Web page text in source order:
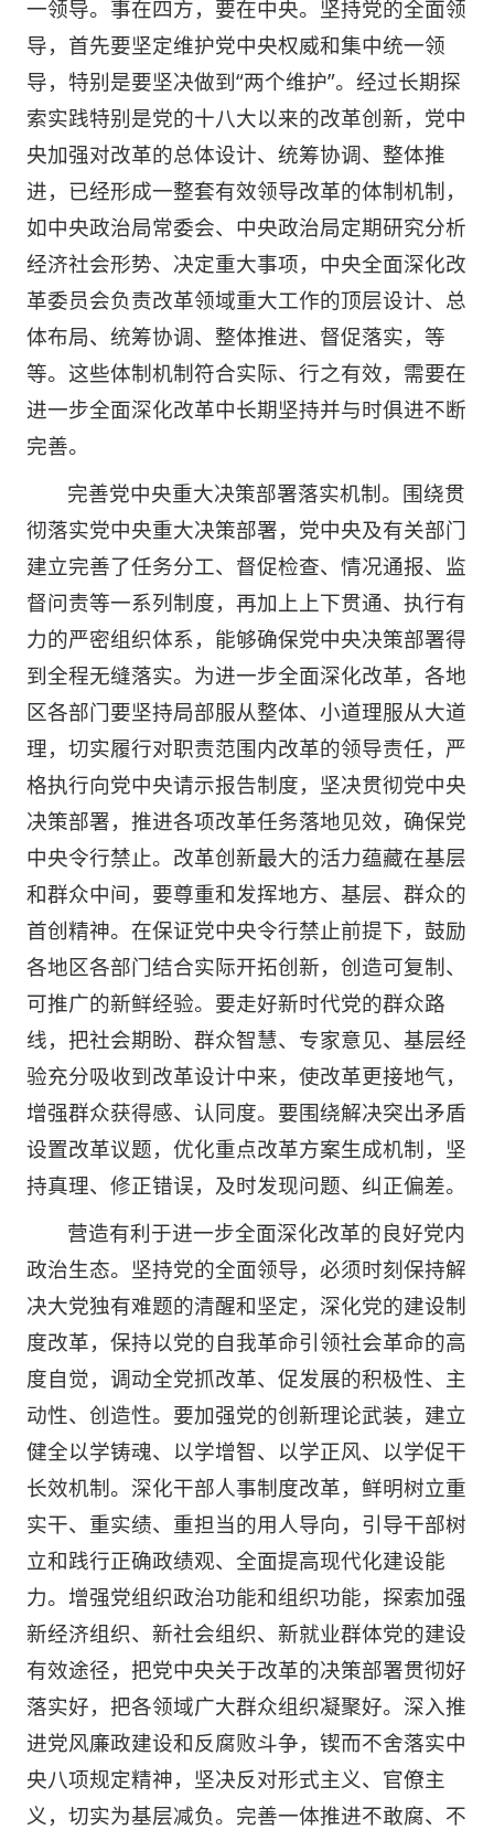
一领导。事在四方，要在中央。坚持党的全面领
导，首先要坚定维护党中央权威和集中统一领
导，特别是要坚决做到“两个维护”。经过长期探
索实践特别是党的十八大以来的改革创新，党中
央加强对改革的总体设计、统筹协调、整体推
进，已经形成一整套有效领导改革的体制机制，
如中央政治局常委会、中央政治局定期研究分析
经济社会形势、决定重大事项，中央全面深化改
革委员会负责改革领域重大工作的顶层设计、总
体布局、统筹协调、整体推进、督促落实，等
等。这些体制机制符合实际、行之有效，需要在
进一步全面深化改革中长期坚持并与时俱进不断
完善。
完善党中央重大决策部署落实机制。围绕贯
彻落实党中央重大决策部署，党中央及有关部门
建立完善了任务分工、督促检查、情况通报、监
督问责等一系列制度，再加上上下贯通、执行有
力的严密组织体系，能够确保党中央决策部署得
到全程无缝落实。为进一步全面深化改革，各地
区各部门要坚持局部服从整体、小道理服从大道
理，切实履行对职责范围内改革的领导责任，严
格执行向党中央请示报告制度，坚决贯彻党中央
决策部署，推进各项改革任务落地见效，确保党
中央令行禁止。改革创新最大的活力蕴藏在基层
和群众中间，要尊重和发挥地方、基层、群众的
首创精神。在保证党中央令行禁止前提下，鼓励
各地区各部门结合实际开拓创新，创造可复制、
可推广的新鲜经验。要走好新时代党的群众路
线，把社会期盼、群众智慧、专家意见、基层经
验充分吸收到改革设计中来，使改革更接地气，
增强群众获得感、认同度。要围绕解决突出矛盾
设置改革议题，优化重点改革方案生成机制，坚
持真理、修正错误，及时发现问题、纠正偏差。
营造有利于进一步全面深化改革的良好党内
政治生态。坚持党的全面领导，必须时刻保持解
决大党独有难题的清醒和坚定，深化党的建设制
度改革，保持以党的自我革命引领社会革命的高
度自觉，调动全党抓改革、促发展的积极性、主
动性、创造性。要加强党的创新理论武装，建立
健全以学铸魂、以学增智、以学正风、以学促干
长效机制。深化干部人事制度改革，鲜明树立重
实干、重实绩、重担当的用人导向，引导干部树
立和践行正确政绩观、全面提高现代化建设能
力。增强党组织政治功能和组织功能，探索加强
新经济组织、新社会组织、新就业群体党的建设
有效途径，把党中央关于改革的决策部署贯彻好
落实好，把各领域广大群众组织凝聚好。深入推
进党风廉政建设和反腐败斗争，锲而不舍落实中
央八项规定精神，坚决反对形式主义、官僚主
义，切实为基层减负。完善一体推进不敢腐、不